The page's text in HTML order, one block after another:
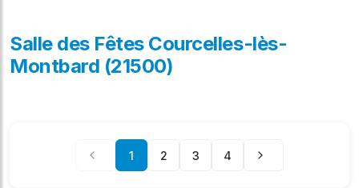
Salle des Fêtes Courcelles-lès-
Montbard (21500)
1 2 3 4